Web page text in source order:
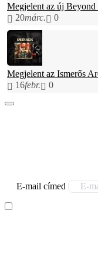
Megjelent az új Beyond
20márc. 0
Megjelent az Ismerős
16febr. 0
E-mail címed